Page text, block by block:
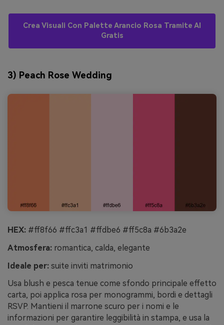
Crea Visuali Con Palette Arancio Rosa Tramite AI
Gratis
3) Peach Rose Wedding
HEX: #ff8f66 #ffc3a1 #ffdbe6 #ff5c8a #6b3a2e
Atmosfera: romantica, calda, elegante
Ideale per: suite inviti matrimonio
Usa blush e pesca tenue come sfondo principale effetto
carta, poi applica rosa per monogrammi, bordi e dettagli
RSVP. Mantieni il marrone scuro per i nomi e le
informazioni per garantire leggibilità in stampa, e usa la